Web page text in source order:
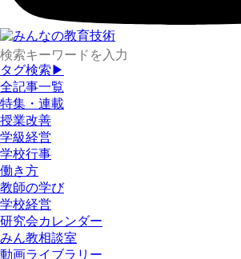
タグ検索▶
全記事一覧
特集・連載
授業改善
学級経営
学校行事
働き方
教師の学び
学校経営
研究会カレンダー
みん教相談室
動画ライブラリー